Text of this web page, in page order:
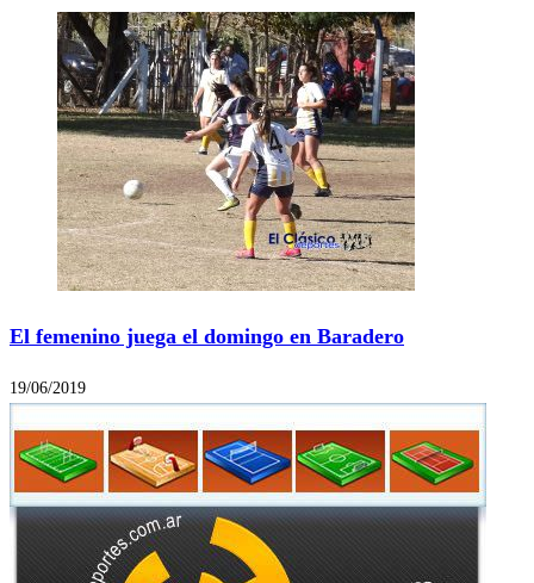
El femenino juega el domingo en Baradero
19/06/2019